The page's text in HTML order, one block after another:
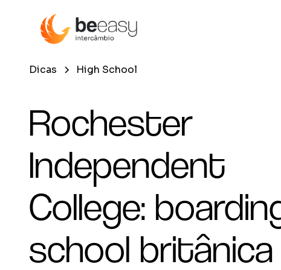
Dicas High School
Rochester
Independent
College:
school britânica